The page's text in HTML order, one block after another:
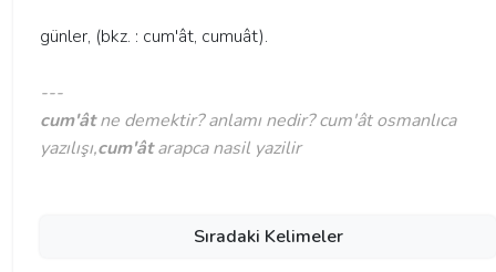
günler, (bkz. : cum'ât, cumuât).
---
cum'âtne demektir? anlamı nedir? cum'ât osmanlıca
yazılışı,cum'âtarapca nasil yazilir
Sıradaki Kelimeler